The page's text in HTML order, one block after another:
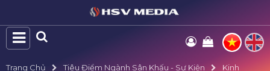
Trang Chủ Tiêu Điểm Ngành Sân Khấu - Sự Kiện
Kinh